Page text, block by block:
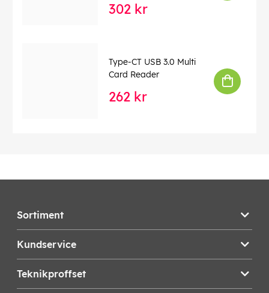
302 kr
Type-CT USB 3.0 Multi
Card Reader
262 kr
Sortiment
Kundservice
Teknikproffset